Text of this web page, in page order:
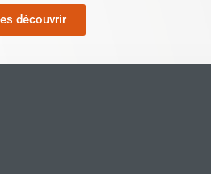
découvrir